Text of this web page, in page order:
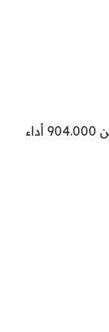
نقدم لكم في اشراق العالم 24 خبر “أكثر من 904.000 أداء